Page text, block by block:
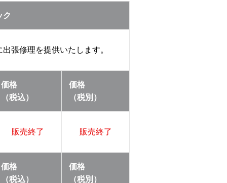
ク
張修理を提供いたします。
価格
（税込）
価格
（税別）
販売終了 販売終了
価格
（税込）
価格
（税別）